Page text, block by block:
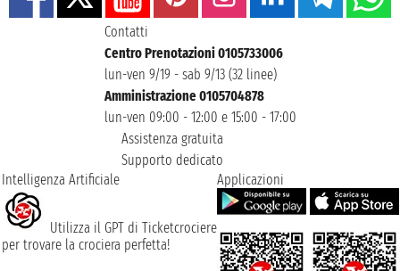
Contatti
Centro Prenotazioni 0105733006
lun-ven 9/19 - sab 9/13 (32 linee)
Amministrazione 0105704878
lun-ven 09:00 - 12:00 e 15:00 - 17:00
Assistenza gratuita
Supporto dedicato
Intelligenza Artificiale
Utilizza il GPT di Ticketcrociere
per trovare la crociera perfetta!
Applicazioni